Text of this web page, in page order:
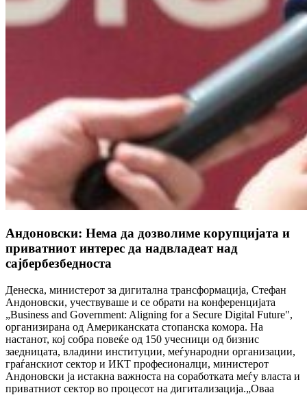
Андоновски: Нема да дозволиме корупцијата и
приватниот интерес да надвладеат над
сајбербезбедноста
Денеска, министерот за дигитална трансформација, Стефан
Андоновски, учествуваше и се обрати на конференцијата
„Business and Government: Aligning for a Secure Digital Future",
организирана од Американската стопанска комора. На
настанот, кој собра повеќе од 150 учесници од бизнис
заедницата, владини институции, меѓународни организации,
граѓанскиот сектор и ИКТ професионалци, министерот
Андоновски ја истакна важноста на соработката меѓу власта и
приватниот сектор во процесот на дигитализација.„Оваа